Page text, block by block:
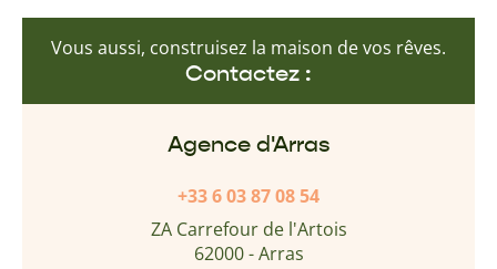
Vous aussi, construisez la maison de vos rêves.
Contactez :
Agence d'Arras
+33 6 03 87 08 54
ZA Carrefour de l'Artois
62000 - Arras